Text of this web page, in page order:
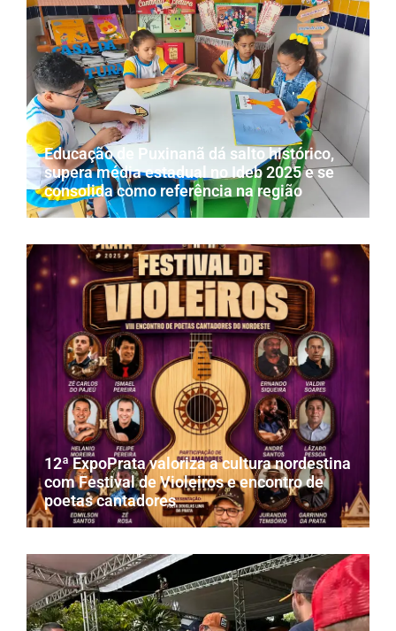
Educação de Puxinanã dá salto histórico,
supera média estadual no Ideb 2025 e se
consolida como referência na região
12ª ExpoPrata valoriza a cultura nordestina
com Festival de Violeiros e encontro de
poetas cantadores